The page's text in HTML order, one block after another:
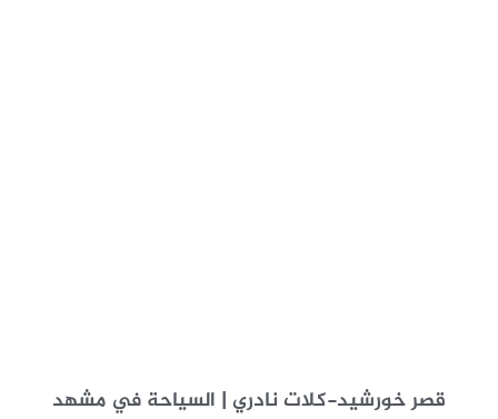
قصر خورشيد-كلات نادري | السياحة في مشهد